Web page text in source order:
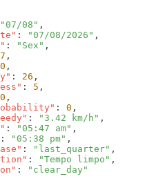
"07/08"
: "07/08/2026"
: "Sex"
: 26
: 5
0
: 0
: "3.42 km/h"
: "05:47 am"
: "05:38 pm"
: "last_quarter"
: "Tempo limpo"
: